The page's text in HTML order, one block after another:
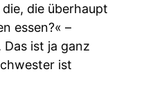
die überhaupt
essen?« –
Das ist ja ganz
ist